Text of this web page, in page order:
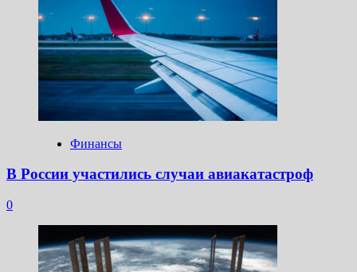
Финансы
В России участились случаи авиакатастроф
0